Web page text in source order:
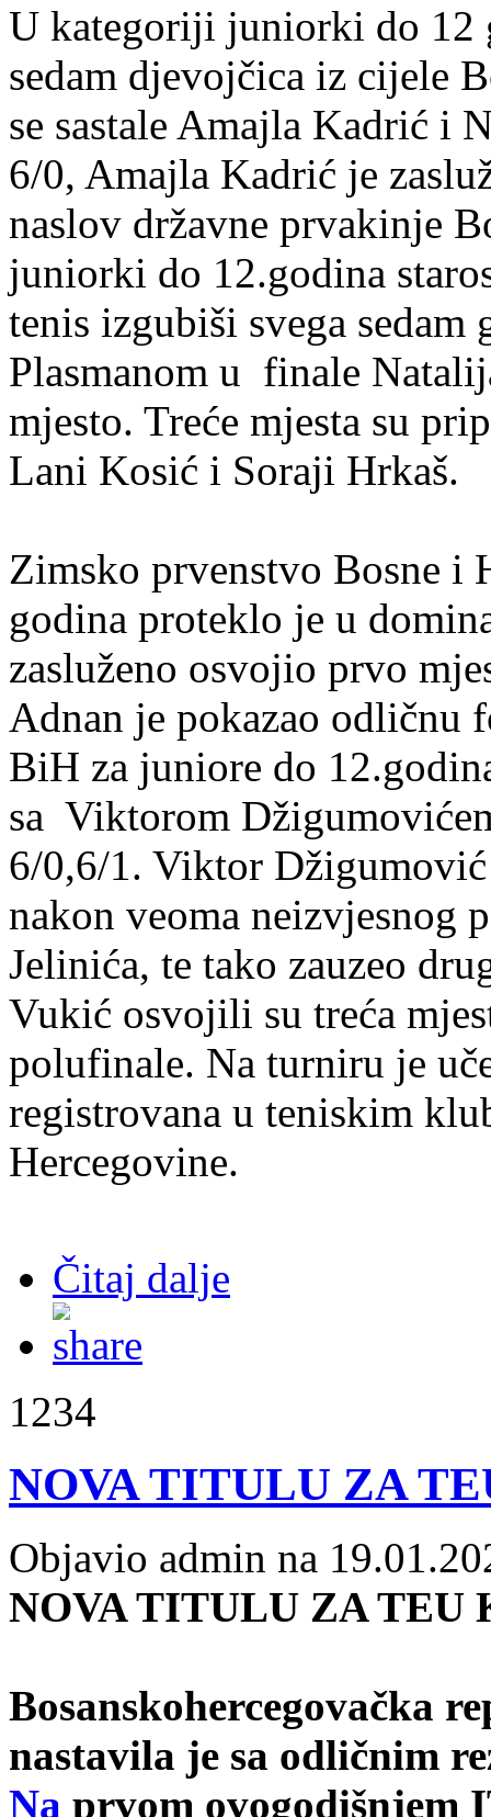
U kategoriji juniorki do 12
sedam djevojčica iz cijele
se sastale Amajla Kadrić i
6/0, Amajla Kadrić je
naslov državne prvakinje
juniorki do 12.godina
tenis izgubiši svega
Plasmanom u finale
mjesto. Treće mjesta su
Lani Kosić i Soraji Hrkaš.
Zimsko prvenstvo Bosne i
godina proteklo je u
zasluženo osvojio prvo
Adnan je pokazao odličnu
BiH za juniore do
sa Viktorom
6/0,6/1. Viktor
nakon veoma neizvjesnog
Jelinića, te tako zauzeo
Vukić osvojili su treća
polufinale. Na turniru je
registrovana u teniskim
Hercegovine.
Čitaj dalje
1234
NOVA TITULU ZA
Objavio admin na
NOVA TITULU ZA TEU
Bosanskohercegovačka
nastavila je sa odličnim
Na prvom ovogodišnjem